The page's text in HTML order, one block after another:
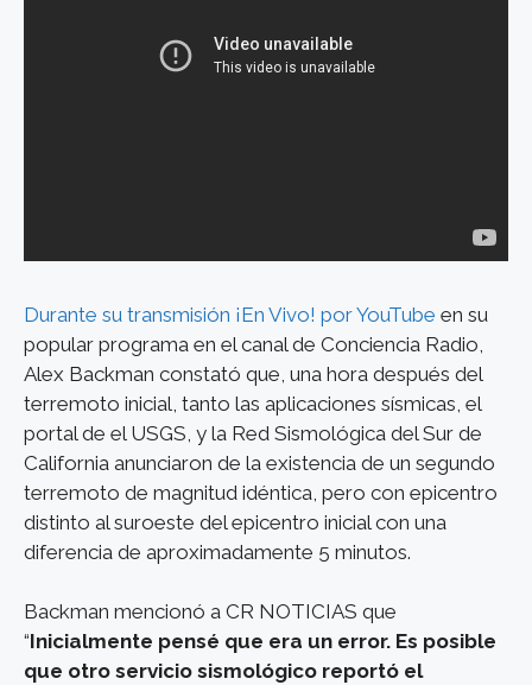
Durante su transmisión ¡En Vivo! por YouTube en su
popular programa en el canal de Conciencia Radio,
Alex Backman constató que, una hora después del
terremoto inicial, tanto las aplicaciones sísmicas, el
portal de el USGS, y la Red Sismológica del Sur de
California anunciaron de la existencia de un segundo
terremoto de magnitud idéntica, pero con epicentro
distinto al suroeste del epicentro inicial con una
diferencia de aproximadamente 5 minutos.
Backman mencionó a CR NOTICIAS que
“Inicialmente pensé que era un error. Es posible
que otro servicio sismológico reportó el